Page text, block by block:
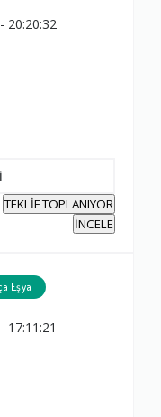
20:20:32
TEKLİF TOPLANIYOR
İNCELE
Eşya
17:11:21